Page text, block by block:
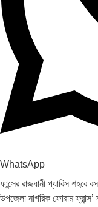
WhatsApp
ফান্সের রাজধানী প্যারিস শহরে
উপজেলা নাগরিক ফোরাম